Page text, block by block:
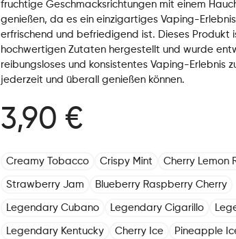
fruchtige Geschmacksrichtungen mit einem
genießen, da es ein einzigartiges Vaping-
erfrischend und befriedigend ist. Dieses Produkt
hochwertigen Zutaten hergestellt und wurde
reibungsloses und konsistentes Vaping-Erlebnis
jederzeit und überall genießen können.
3,90 €
Creamy Tobacco Crispy Mint Cherry Lemon
Strawberry Jam Blueberry Raspberry Cherry
Legendary Cubano Legendary Cigarillo
Legendary Kentucky Cherry Ice Pineapple